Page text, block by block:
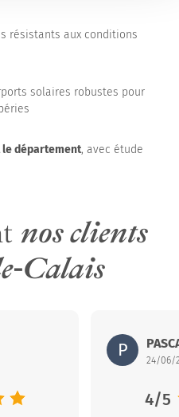
résistants aux conditions
solaires robustes pour
le département, avec étude
nos clients
Calais
– ZI du Pont Peyrin – 32600
:
Abrisud 15
P 24/06/
4/5